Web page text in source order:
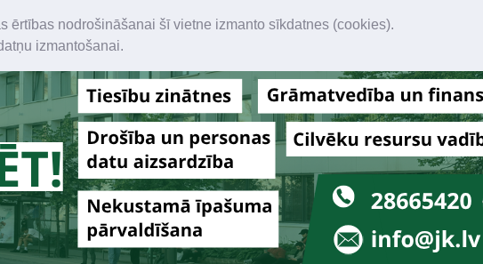
ērtības nodrošināšanai šī vietne izmanto sīkdatnes (cookies).
izmantošanai.